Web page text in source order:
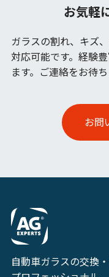
お気軽
ガラスの割れ、キズ
対応可能です。 経験
ます。ご連絡をお待ち
お問
自動車ガラスの交換